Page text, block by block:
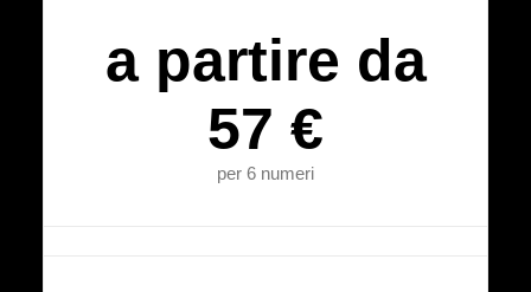
a partire da
57 €
per 6 numeri